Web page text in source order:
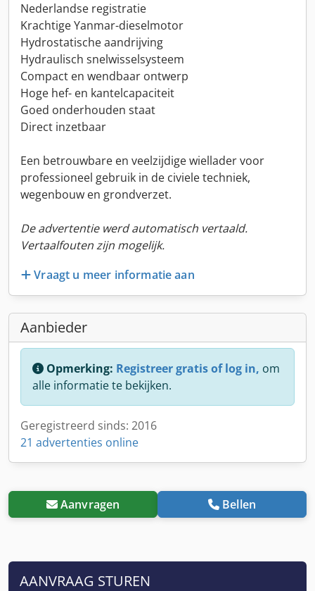
Nederlandse registratie
Krachtige Yanmar-dieselmotor
Hydrostatische aandrijving
Hydraulisch snelwisselsysteem
Compact en wendbaar ontwerp
Hoge hef- en kantelcapaciteit
Goed onderhouden staat
Direct inzetbaar
Een betrouwbare en veelzijdige wiellader voor
professioneel gebruik in de civiele techniek,
wegenbouw en grondverzet.
De advertentie werd automatisch vertaald.
Vertaalfouten zijn mogelijk.
Vraagt u meer informatie aan
Aanbieder
Opmerking: Registreer gratis of log in, om
alle informatie te bekijken.
Geregistreerd sinds: 2016
21 advertenties online
Aanvragen Bellen
AANVRAAG STUREN